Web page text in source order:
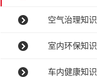
空气治理知识
室内环保知识
车内健康知识